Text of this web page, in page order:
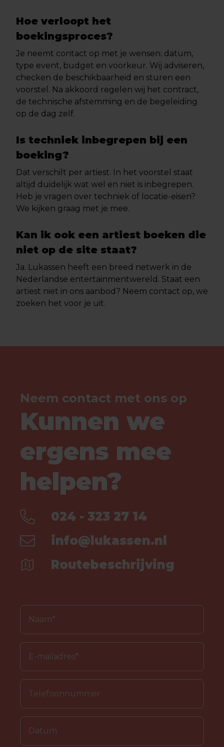
Hoe verloopt het
boekingsproces?
Je neemt contact op met je wensen: datum,
type event, budget en voorkeur. Wij adviseren,
checken de beschikbaarheid en sturen een
voorstel. Na akkoord regelen wij het contract,
de technische afstemming en de begeleiding
op de dag zelf.
Is techniek inbegrepen bij een
boeking?
Dat verschilt per artiest. In het voorstel staat
altijd duidelijk wat wel en niet is inbegrepen.
Heb je vragen over techniek of locatie-eisen?
We kijken graag met je mee.
Kan ik ook een artiest boeken die
niet op de site staat?
Ja. Lukassen heeft een breed netwerk in de
Nederlandse entertainmentwereld. Staat een
artiest niet in ons aanbod? Neem contact op, we
zoeken het voor je uit.
Neem contact met ons op
Kunnen we
ergens mee
helpen?
024 - 323 27 14
info@lukassen.nl
Routebeschrijving